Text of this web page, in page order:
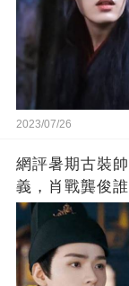
2023/07/26
網評暑期古裝
義，肖戰龔俊